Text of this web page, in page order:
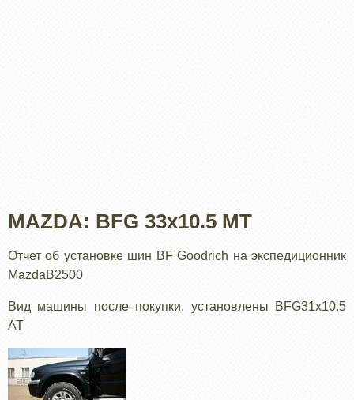
MAZDA: BFG 33x10.5 MT
Отчет об установке шин BF Goodrich на экспедиционник
MazdaB2500
Вид машины после покупки, установлены BFG31х10.5
AT